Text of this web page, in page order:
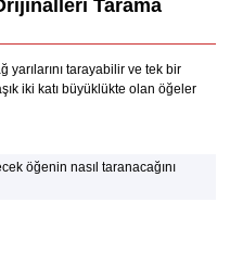
Tarama
tarayabilir ve tek bir
iki katı büyüklükte olan öğeler
öğenin nasıl taranacağını